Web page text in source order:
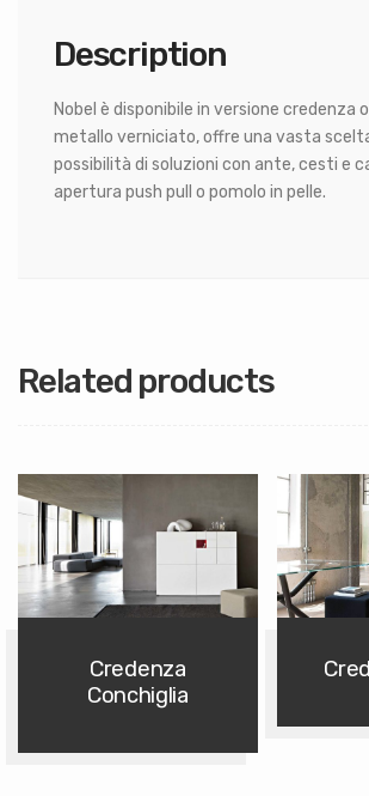
Description
Nobel è disponibile in versione credenza
metallo verniciato, offre una vasta
possibilità di soluzioni con ante, cesti e
apertura push pull o pomolo in pelle.
Related products
Credenza
Conchiglia